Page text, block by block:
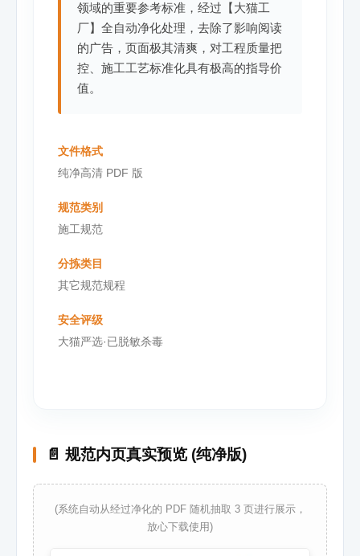
领域的重要参考标准，经过【大猫工
厂】全自动净化处理，去除了影响阅读
的广告，页面极其清爽，对工程质量把
控、施工工艺标准化具有极高的指导价
值。
文件格式
纯净高清 PDF 版
规范类别
施工规范
分拣类目
其它规范规程
安全评级
大猫严选·已脱敏杀毒
📄 规范内页真实预览 (纯净版)
(系统自动从经过净化的 PDF 随机抽取 3 页进行展示，
放心下载使用)